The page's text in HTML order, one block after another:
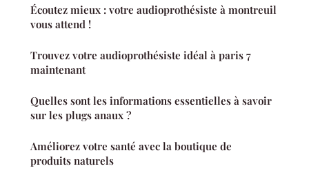
Écoutez mieux : votre audioprothésiste à montreuil
vous attend !
Trouvez votre audioprothésiste idéal à paris 7
maintenant
Quelles sont les informations essentielles à savoir
sur les plugs anaux ?
Améliorez votre santé avec la boutique de
produits naturels